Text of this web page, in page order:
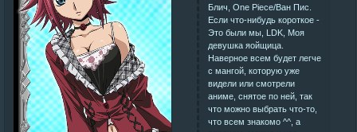
Блич, One Piece/Ван Пис.
Если что-нибудь короткое -
Это были мы, LDK, Моя
девушка яойщица.
Наверное всем будет легче
с мангой, которую уже
видели или смотрели
аниме, снятое по ней, так
что можно выбрать что-то,
что всем знакомо ^^, а